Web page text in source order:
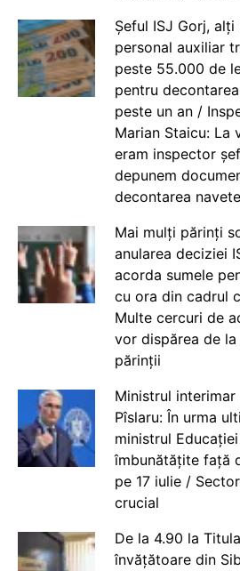
Șeful ISJ Gorj,
personal auxiliar
peste 55.000 de
pentru
peste un an /
Marian Staicu: La
eram inspector
depunem
decontarea
Mai mulți părinți
anularea deciziei
acorda sumele
cu ora din cadrul
Multe cercuri de
vor dispărea de
părinții
Ministrul
Pîslaru: În urma
ministrul
îmbunătățite față
pe 17 iulie /
crucial
De la 4.90 la
învățătoare din